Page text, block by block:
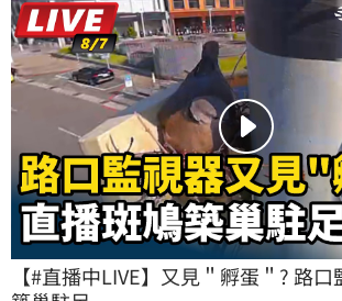
【#直播中LIVE】又見＂孵蛋＂? 路